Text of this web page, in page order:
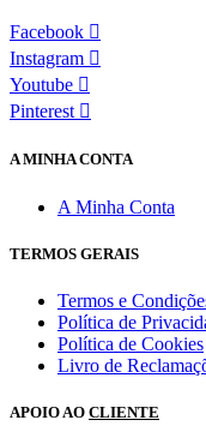
Facebook
Instagram
Youtube
Pinterest
A MINHA CONTA
A Minha Conta
TERMOS GERAIS
Termos e
Política de
Política de Cookies
Livro de
APOIO AO CLIENTE